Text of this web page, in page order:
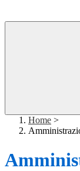
Home >